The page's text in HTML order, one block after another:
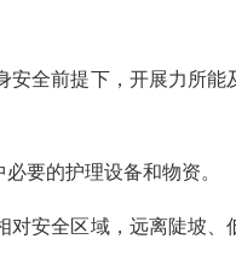
全前提下，开展力所能
要的护理设备和物资。
安全区域，远离陡坡、